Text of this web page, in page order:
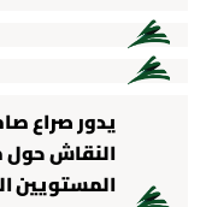
يدور صراع
النقاش حول
المستويين